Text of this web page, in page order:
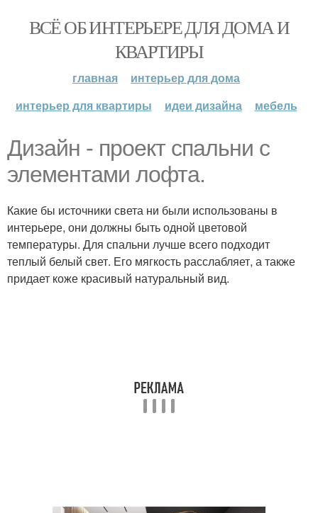
ВСЁ ОБ ИНТЕРЬЕРЕ ДЛЯ ДОМА И
КВАРТИРЫ
главная
интерьер для дома
интерьер для квартиры
идеи дизайна мебель
Дизайн - проект спальни с
элементами лофта.
Какие бы источники света ни были использованы в
интерьере, они должны быть одной цветовой
температуры. Для спальни лучше всего подходит
теплый белый свет. Его мягкость расслабляет, а также
придает коже красивый натуральный вид.